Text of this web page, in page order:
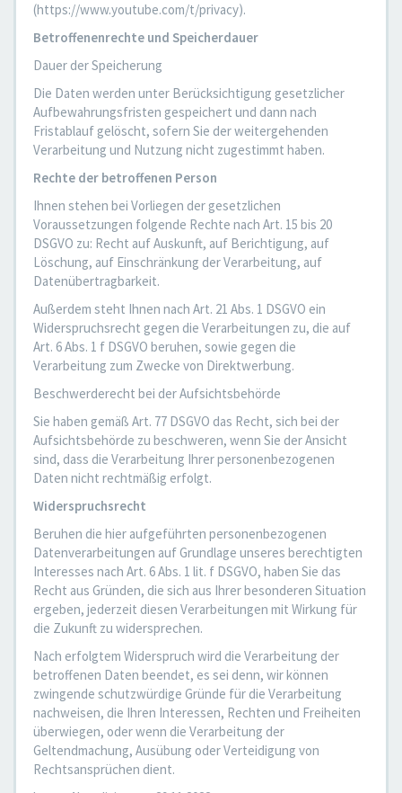
(https://www.youtube.com/t/privacy).
Betroffenenrechte und Speicherdauer
Dauer der Speicherung
Die Daten werden unter Berücksichtigung gesetzlicher
Aufbewahrungsfristen gespeichert und dann nach
Fristablauf gelöscht, sofern Sie der weitergehenden
Verarbeitung und Nutzung nicht zugestimmt haben.
Rechte der betroffenen Person
Ihnen stehen bei Vorliegen der gesetzlichen
Voraussetzungen folgende Rechte nach Art. 15 bis 20
DSGVO zu: Recht auf Auskunft, auf Berichtigung, auf
Löschung, auf Einschränkung der Verarbeitung, auf
Datenübertragbarkeit.
Außerdem steht Ihnen nach Art. 21 Abs. 1 DSGVO ein
Widerspruchsrecht gegen die Verarbeitungen zu, die auf
Art. 6 Abs. 1 f DSGVO beruhen, sowie gegen die
Verarbeitung zum Zwecke von Direktwerbung.
Beschwerderecht bei der Aufsichtsbehörde
Sie haben gemäß Art. 77 DSGVO das Recht, sich bei der
Aufsichtsbehörde zu beschweren, wenn Sie der Ansicht
sind, dass die Verarbeitung Ihrer personenbezogenen
Daten nicht rechtmäßig erfolgt.
Widerspruchsrecht
Beruhen die hier aufgeführten personenbezogenen
Datenverarbeitungen auf Grundlage unseres berechtigten
Interesses nach Art. 6 Abs. 1 lit. f DSGVO, haben Sie das
Recht aus Gründen, die sich aus Ihrer besonderen Situation
ergeben, jederzeit diesen Verarbeitungen mit Wirkung für
die Zukunft zu widersprechen.
Nach erfolgtem Widerspruch wird die Verarbeitung der
betroffenen Daten beendet, es sei denn, wir können
zwingende schutzwürdige Gründe für die Verarbeitung
nachweisen, die Ihren Interessen, Rechten und Freiheiten
überwiegen, oder wenn die Verarbeitung der
Geltendmachung, Ausübung oder Verteidigung von
Rechtsansprüchen dient.